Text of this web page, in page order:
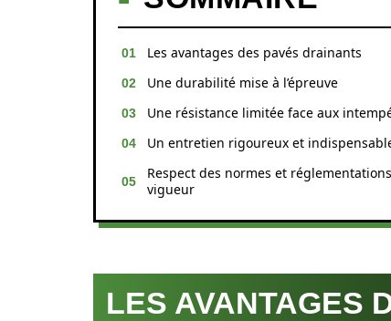
Les avantages des pavés drainants
Une durabilité mise à l’épreuve
Une résistance limitée face aux
Un entretien rigoureux et
Respect des normes et
vigueur
LES AVANTAGES